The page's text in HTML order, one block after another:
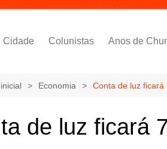
Cidade Colunistas
Pedro Saldida
Bruno Yashinishi
Anos de
Economia Conta de luz
de luz ficará